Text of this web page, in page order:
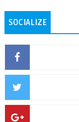
SOCIALIZE